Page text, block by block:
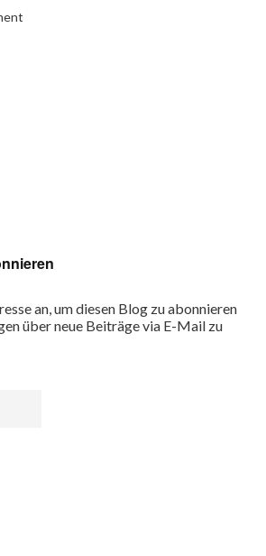
an, um diesen Blog zu abonnieren
über neue Beiträge via E-Mail zu